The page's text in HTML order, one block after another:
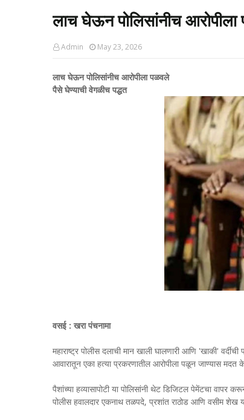
लाच घेऊन पोलिसांनीच
Admin May 23, 2026
लाच घेऊन पोलिसांनीच आरोपीला पळवले
पैसे घेण्याची वेगळीच पद्धत
वसई : खरा पंचनामा
महाराष्ट्र पोलीस दलाची मान खाली घालणारी आणि 'खाकी'
आवारातून एका हत्या प्रकरणातील आरोपीला पळून जाण्यास मदत
पैशांच्या हव्यासापोटी या पोलिसांनी थेट डिजिटल पेमेंटचा
पोलीस हवालदार एकनाथ तळपदे, प्रशांत राठोड आणि वसीम शेख